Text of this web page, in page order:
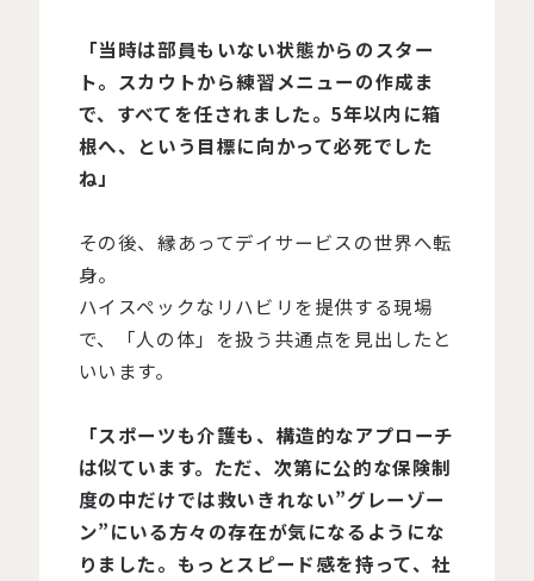
「当時は部員もいない状態からのスター
ト。スカウトから練習メニューの作成ま
で、すべてを任されました。5年以内に箱
根へ、という目標に向かって必死でした
ね」
その後、縁あってデイサービスの世界へ転
身。
ハイスペックなリハビリを提供する現場
で、「人の体」を扱う共通点を見出したと
いいます。
「スポーツも介護も、構造的なアプローチ
は似ています。ただ、次第に公的な保険制
度の中だけでは救いきれない”グレーゾー
ン”にいる方々の存在が気になるようにな
りました。もっとスピード感を持って、社